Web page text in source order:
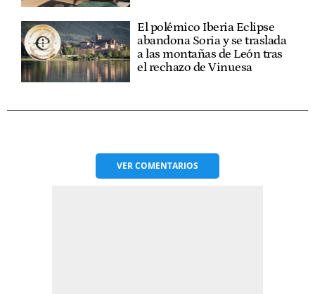
El polémico Iberia Eclipse
abandona Soria y se traslada
a las montañas de León tras
el rechazo de Vinuesa
VERCOMENTARIOS